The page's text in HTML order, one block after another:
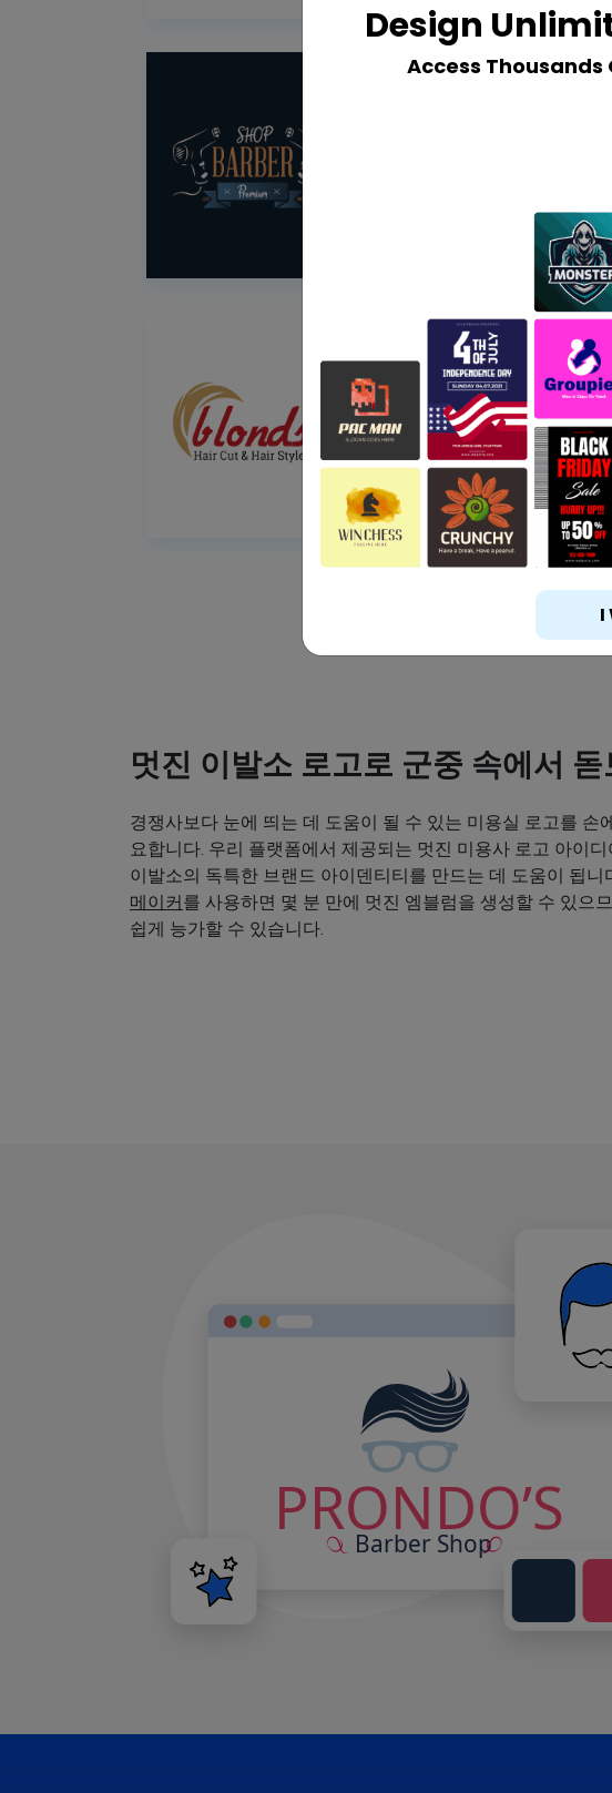
멋진 이발소 로고로 군중 속에서
경쟁사보다 눈에 띄는 데 도움이 될 수 있는 미용실 로고를 손
요합니다. 우리 플랫폼에서 제공되는 멋진 미용사 로고 아이
이발소의 독특한 브랜드 아이덴티티를 만드는 데 도움이 됩니
메이커 를 사용하면 몇 분 만에 멋진 엠블럼을 생성할 수 있으
쉽게 능가할 수 있습니다.
Design
Access Thousands
I